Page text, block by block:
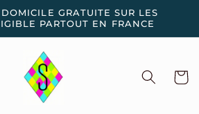
GRATUITE SUR LES
PARTOUT EN FRANCE
Panier